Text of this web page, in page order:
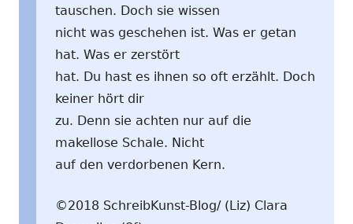
tauschen. Doch sie wissen
nicht was geschehen ist. Was er getan
hat. Was er zerstört
hat. Du hast es ihnen so oft erzählt. Doch
keiner hört dir
zu. Denn sie achten nur auf die
makellose Schale. Nicht
auf den verdorbenen Kern.
©2018 SchreibKunst-Blog/ (Liz) Clara